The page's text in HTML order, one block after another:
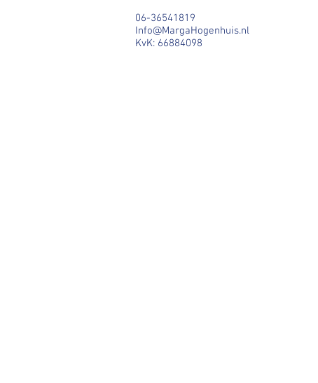
06-36541819
Info@MargaHogenhuis.nl
KvK: 66884098